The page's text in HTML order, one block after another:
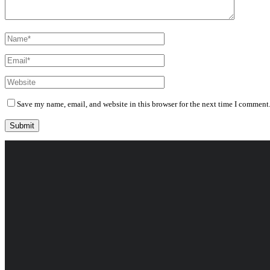
Save my name, email, and website in this browser for the next time I comment.